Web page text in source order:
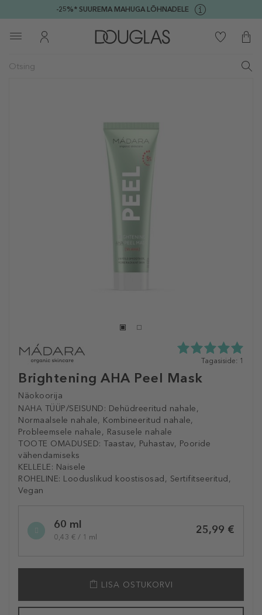
-25%* SUUREMA MAHUGA LÕHNADELE
Brightening AHA Peel Mask
Näokoorija
NAHA TÜÜP/SEISUND: Dehüdreeritud nahale,
Normaalsele nahale, Kombineeritud nahale,
Probleemsele nahale, Rasusele nahale
TOOTE OMADUSED: Taastav, Puhastav, Pooride
vähendamiseks
KELLELE: Naisele
ROHELINE: Looduslikud koostisosad, Sertifitseeritud,
Vegan
5.0
5st
Tagasiside: 1
variation60 ml
0,43 € / 1 ml
25,99 €
LISA OSTUKORVI